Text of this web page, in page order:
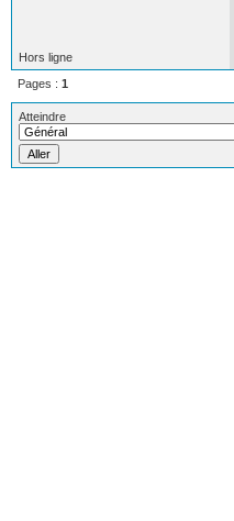
Hors ligne
Pages : 1
Atteindre